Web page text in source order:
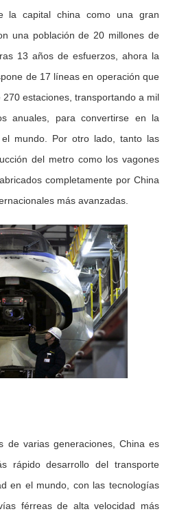
la capital china como una gran
una población de 20 millones de
13 años de esfuerzos, ahora la
de 17 líneas en operación que
estaciones, transportando a mil
anuales, para convertirse en la
mundo. Por otro lado, tanto las
del metro como los vagones
completamente por China
más avanzadas.
de varias generaciones, China es
rápido desarrollo del transporte
en el mundo, con las tecnologías
férreas de alta velocidad más